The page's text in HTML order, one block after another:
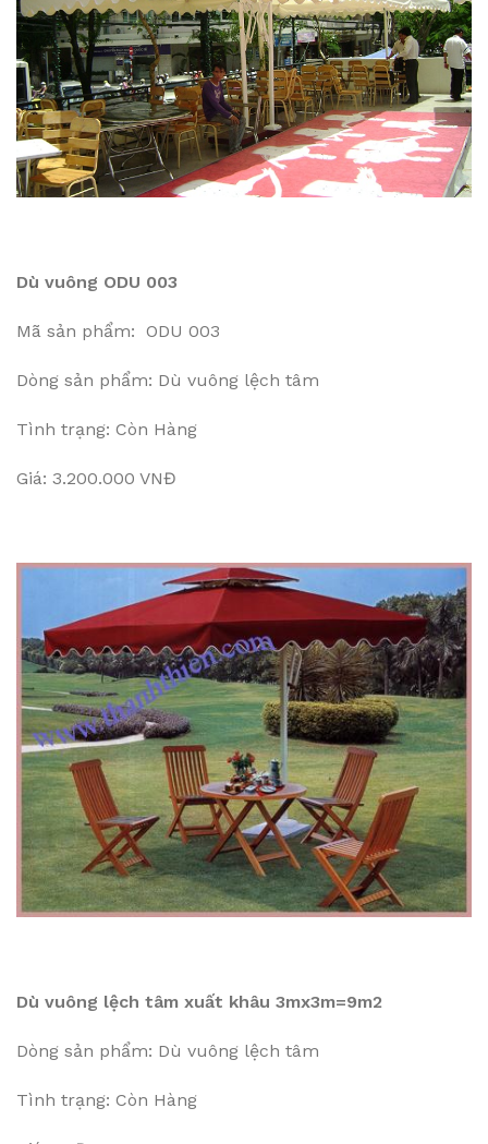
Dù vuông ODU 003
Mã sản phẩm: ODU 003
Dòng sản phẩm: Dù vuông lệch tâm
Tình trạng: Còn Hàng
Giá: 3.200.000 VNĐ
Dù vuông lệch tâm xuất khâu 3mx3m=9m2
Dòng sản phẩm: Dù vuông lệch tâm
Tình trạng: Còn Hàng